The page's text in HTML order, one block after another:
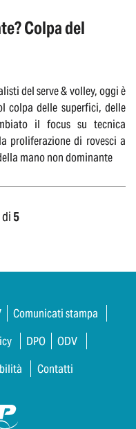
Colpa del
del serve & volley, oggi è
colpa delle superfici, delle
il focus su tecnica
proliferazione di rovesci a
mano non dominante
di 5
Comunicati stampa
DPO
ODV
Contatti